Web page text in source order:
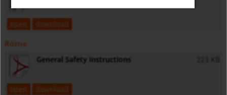
open download
Rôzne
General Safety Instructions 223 KB
open download